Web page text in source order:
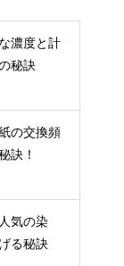
濃度と計
秘訣
の交換頻
訣！
気の染
る秘訣